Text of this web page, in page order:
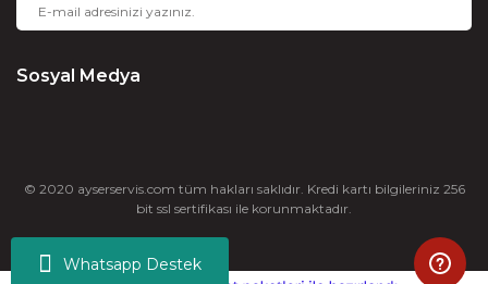
Whatsapp Destek
Sosyal Medya
© 2020 ayserservis.com tüm hakları saklıdır. Kredi kartı bilgileriniz 256
bit ssl sertifikası ile korunmaktadır.